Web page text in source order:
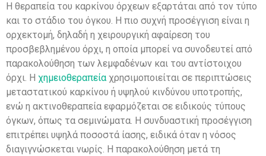
Η θεραπεία του καρκίνου όρχεων εξαρτάται από τον τύπο
και το στάδιο του όγκου. Η πιο συχνή προσέγγιση είναι η
ορχεκτομή, δηλαδή η χειρουργική αφαίρεση του
προσβεβλημένου όρχι, η οποία μπορεί να συνοδευτεί από
παρακολούθηση των λεμφαδένων και του αντίστοιχου
όρχι. Η χημειοθεραπείαχρησιμοποιείται σε περιπτώσεις
μεταστατικού καρκίνου ή υψηλού κινδύνου υποτροπής,
ενώ η ακτινοθεραπεία εφαρμόζεται σε ειδικούς τύπους
όγκων, όπως τα σεμινώματα. Η συνδυαστική προσέγγιση
επιτρέπει υψηλά ποσοστά ίασης, ειδικά όταν η νόσος
διαγιγνώσκεται νωρίς. Η παρακολούθηση μετά τη